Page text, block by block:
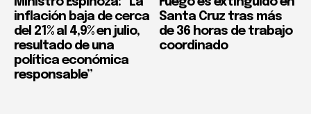
inflación baja de cerca
del 21% al 4,9% en julio,
resultado de una
política económica
responsable”
Santa Cruz tras más
de 36 horas de trabajo
coordinado